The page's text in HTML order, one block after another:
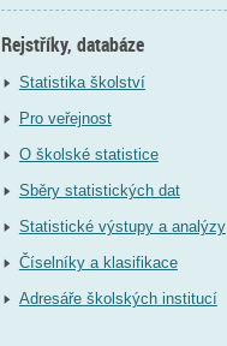
Rejstříky, databáze
Statistika školství
Pro veřejnost
O školské statistice
Sběry statistických dat
Statistické výstupy a analýzy
Číselníky a klasifikace
Adresáře školských institucí